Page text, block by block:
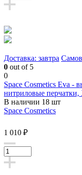
Доставка: завтра
0 out of 5
0
Space Cosmetics Eva -
нитриловые
В наличии 18 шт
Space Cosmetics
1 010 ₽